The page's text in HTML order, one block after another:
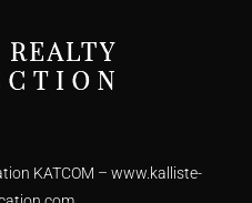
KATCOM – www.kalliste-